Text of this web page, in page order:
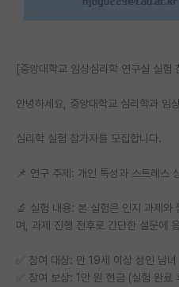
학술 정보 게시판
홍보 게시판
유학교육
[중앙대학교 임상심리학 연구실 실험
안녕하세요, 중앙대학교 심리학과 임
심리학 실험 참가자를 모집합니다.
📌 연구 주제: 개인 특성과 스트레스
🔬 실험 내용: 본 실험은 인지 과제와
며, 과제 진행 전후로 간단한 설문에
✅ 참여 대상: 만 19세 이상 성인 남녀
✅ 참여 보상: 1만 원 현금 (실험 완료